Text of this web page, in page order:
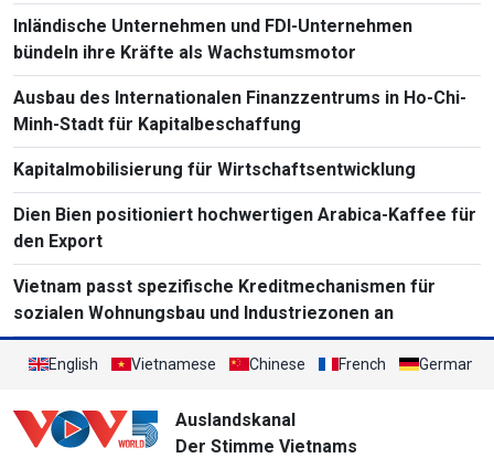
Inländische Unternehmen und FDI-Unternehmen
bündeln ihre Kräfte als Wachstumsmotor
Ausbau des Internationalen Finanzzentrums in Ho-Chi-
Minh-Stadt für Kapitalbeschaffung
Kapitalmobilisierung für Wirtschaftsentwicklung
Dien Bien positioniert hochwertigen Arabica-Kaffee für
den Export
Vietnam passt spezifische Kreditmechanismen für
sozialen Wohnungsbau und Industriezonen an
English Vietnamese Chinese French German
Auslandskanal
Der Stimme Vietnams